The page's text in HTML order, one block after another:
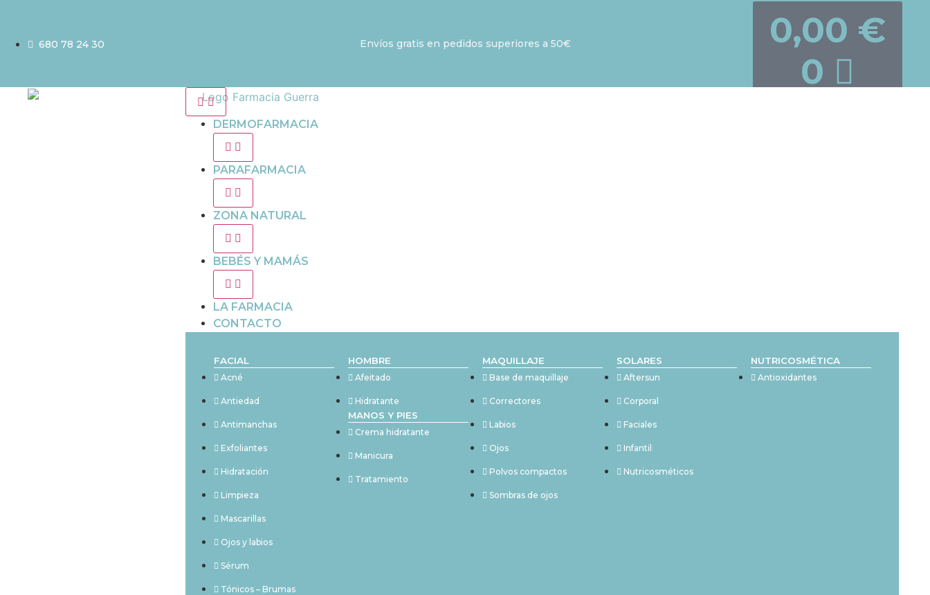
680 78 24 30 Envíos gratis en pedidos superiores a 50€ 0,00 €
0
DERMOFARMACIA
PARAFARMACIA
ZONA NATURAL
BEBÉS Y MAMÁS
LA FARMACIA
CONTACTO
FACIAL
Acné
Antiedad
Antimanchas
Exfoliantes
Hidratación
Limpieza
Mascarillas
Ojos y labios
Sérum
Tónicos – Brumas
HOMBRE
Afeitado
Hidratante
MANOS Y PIES
Crema hidratante
Manicura
Tratamiento
MAQUILLAJE
Base de maquillaje
Correctores
Labios
Ojos
Polvos compactos
Sombras de ojos
SOLARES
Aftersun
Corporal
Faciales
Infantil
Nutricosméticos
NUTRICOSMÉTICA
Antioxidantes